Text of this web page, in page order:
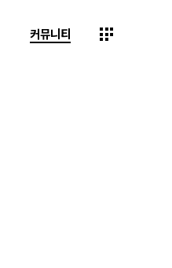
커뮤니티